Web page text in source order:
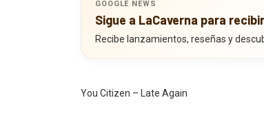
GOOGLE NEWS
Sigue a LaCaverna para
Recibe lanzamientos, reseñas y
You Citizen – Late Again